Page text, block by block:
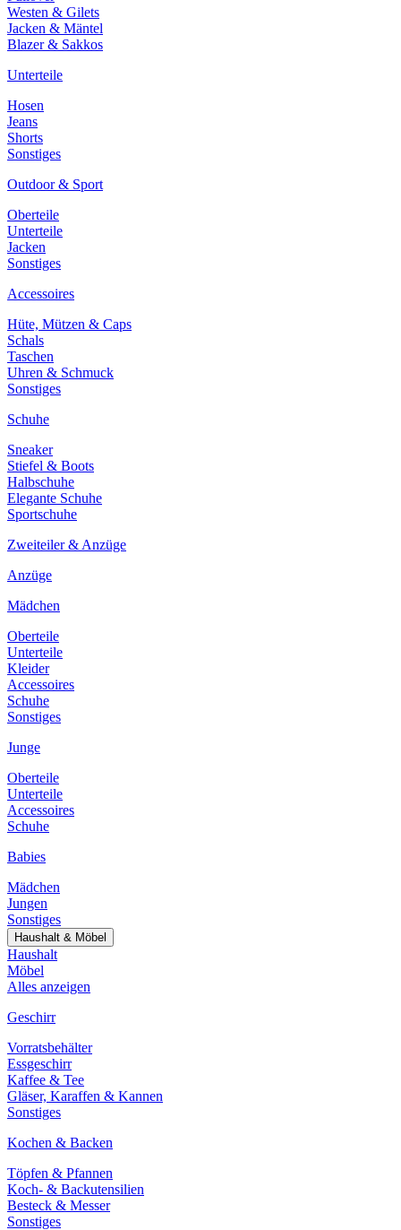
Westen & Gilets
Jacken & Mäntel
Blazer & Sakkos
Unterteile
Hosen
Jeans
Shorts
Sonstiges
Outdoor & Sport
Oberteile
Unterteile
Jacken
Sonstiges
Accessoires
Hüte, Mützen & Caps
Schals
Taschen
Uhren & Schmuck
Sonstiges
Schuhe
Sneaker
Stiefel & Boots
Halbschuhe
Elegante Schuhe
Sportschuhe
Zweiteiler & Anzüge
Anzüge
Mädchen
Oberteile
Unterteile
Kleider
Accessoires
Schuhe
Sonstiges
Junge
Oberteile
Unterteile
Accessoires
Schuhe
Babies
Mädchen
Jungen
Sonstiges
Haushalt & Möbel
Haushalt
Möbel
Alles anzeigen
Geschirr
Vorratsbehälter
Essgeschirr
Kaffee & Tee
Gläser, Karaffen & Kannen
Sonstiges
Kochen & Backen
Töpfen & Pfannen
Koch- & Backutensilien
Besteck & Messer
Sonstiges